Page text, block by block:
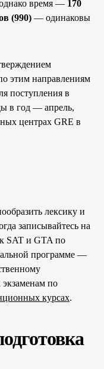
время — 170
(990) — одинаковы
этим направлениям
поступления в
в год — апрель,
центрах GRE в
лексику и
записывайтесь на
SAT и GTA по
программе —
по
курсах.